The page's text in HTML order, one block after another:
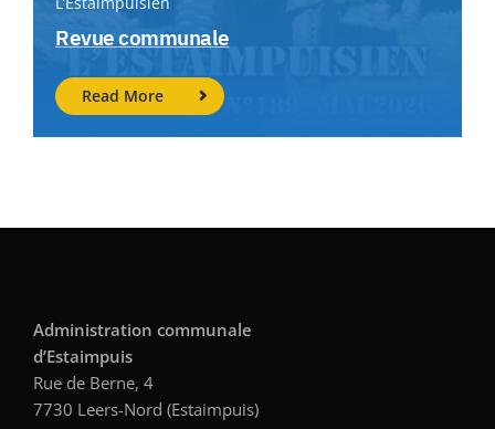
Revue communale
Read More
Administration communale
d’Estaimpuis
Rue de Berne, 4
7730 Leers-Nord (Estaimpuis)